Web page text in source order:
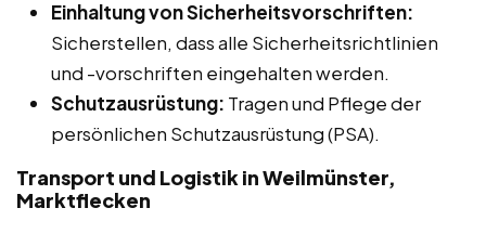
Einhaltung von Sicherheitsvorschriften:
Sicherstellen, dass alle Sicherheitsrichtlinien
und -vorschriften eingehalten werden.
Schutzausrüstung: Tragen und Pflege der
persönlichen Schutzausrüstung (PSA).
Transport und Logistik in Weilmünster,
Marktflecken